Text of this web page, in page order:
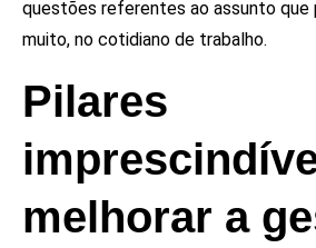
questões referentes ao assunto que
muito, no cotidiano de trabalho.
Pilares
melhorar a